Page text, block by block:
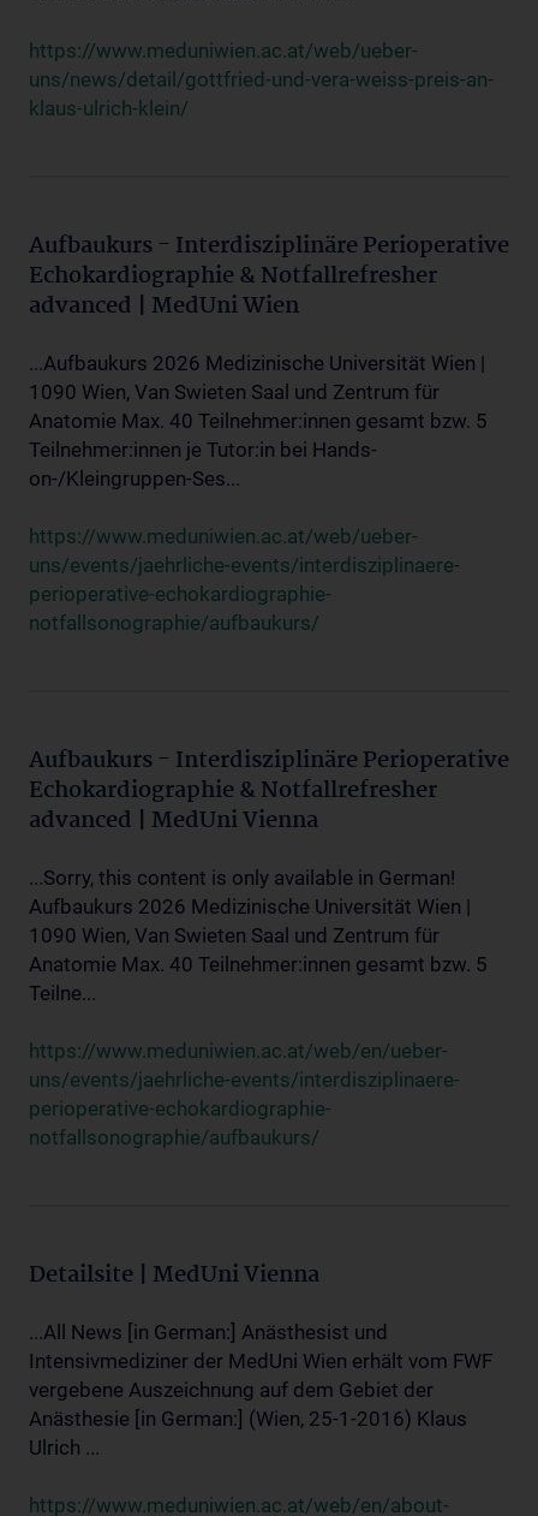
https://www.meduniwien.ac.at/web/ueber-
uns/news/detail/gottfried-und-vera-weiss-preis-an-
klaus-ulrich-klein/
Aufbaukurs - Interdisziplinäre Perioperative
Echokardiographie & Notfallrefresher
advanced | MedUni Wien
...Aufbaukurs 2026 Medizinische Universität Wien |
1090 Wien, Van Swieten Saal und Zentrum für
Anatomie Max. 40 Teilnehmer:innen gesamt bzw. 5
Teilnehmer:innen je Tutor:in bei Hands-
on-/Kleingruppen-Ses...
https://www.meduniwien.ac.at/web/ueber-
uns/events/jaehrliche-events/interdisziplinaere-
perioperative-echokardiographie-
notfallsonographie/aufbaukurs/
Aufbaukurs - Interdisziplinäre Perioperative
Echokardiographie & Notfallrefresher
advanced | MedUni Vienna
...Sorry, this content is only available in German!
Aufbaukurs 2026 Medizinische Universität Wien |
1090 Wien, Van Swieten Saal und Zentrum für
Anatomie Max. 40 Teilnehmer:innen gesamt bzw. 5
Teilne...
https://www.meduniwien.ac.at/web/en/ueber-
uns/events/jaehrliche-events/interdisziplinaere-
perioperative-echokardiographie-
notfallsonographie/aufbaukurs/
Detailsite | MedUni Vienna
...All News [in German:] Anästhesist und
Intensivmediziner der MedUni Wien erhält vom FWF
vergebene Auszeichnung auf dem Gebiet der
Anästhesie [in German:] (Wien, 25-1-2016) Klaus
Ulrich ...
https://www.meduniwien.ac.at/web/en/about-